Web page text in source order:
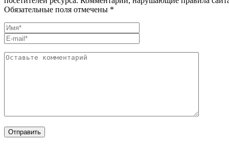
Обязательные поля отмечены *